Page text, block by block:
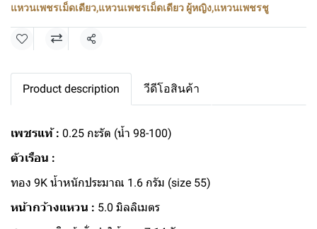
แหวนเพชรเม็ดเดียว,แหวนเพชรเม็ดเดียว ผู้หญิง,แหวนเพชรชู
แชร์
Product description วีดีโอสินค้า
เพชรแท้ : 0.25 กะรัต (น้ำ 98-100)
ตัวเรือน :
ทอง 9K น้ำหนักประมาณ 1.6 กรัม (size 55)
หน้ากว้างแหวน : 5.0 มิลลิเมตร